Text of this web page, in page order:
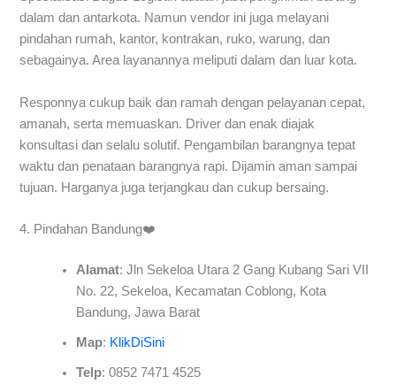
dalam dan antarkota. Namun vendor ini juga melayani
pindahan rumah, kantor, kontrakan, ruko, warung, dan
sebagainya. Area layanannya meliputi dalam dan luar kota.
Responnya cukup baik dan ramah dengan pelayanan cepat,
amanah, serta memuaskan. Driver dan enak diajak
konsultasi dan selalu solutif. Pengambilan barangnya tepat
waktu dan penataan barangnya rapi. Dijamin aman sampai
tujuan. Harganya juga terjangkau dan cukup bersaing.
4. Pindahan Bandung❤️
Alamat: Jln Sekeloa Utara 2 Gang Kubang Sari VII
No. 22, Sekeloa, Kecamatan Coblong, Kota
Bandung, Jawa Barat
Map: KlikDiSini
Telp: 0852 7471 4525